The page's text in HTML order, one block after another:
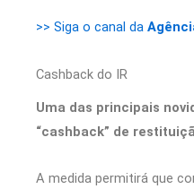
>> Siga o canal da
Cashback do IR
Uma das principais
“cashback” de
A medida permitirá que